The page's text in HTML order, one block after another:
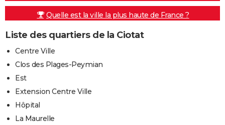
Quelle est la ville la plus haute de France ?
Liste des quartiers de la Ciotat
Centre Ville
Clos des Plages-Peymian
Est
Extension Centre Ville
Hôpital
La Maurelle